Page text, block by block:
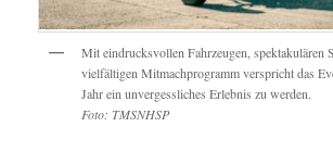
Mit eindrucksvollen Fahrzeugen, spektakulären
vielfältigen Mitmachprogramm verspricht das
Jahr ein unvergessliches Erlebnis zu werden.
Foto: TMSNHSP